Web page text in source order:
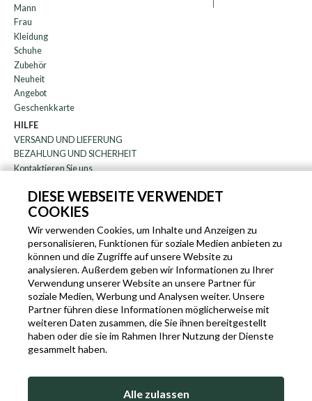
DIESE WEBSEITE VERWENDET
COOKIES
Wir verwenden Cookies, um Inhalte und Anzeigen zu
personalisieren, Funktionen für soziale Medien anbieten zu
können und die Zugriffe auf unsere Website zu
analysieren. Außerdem geben wir Informationen zu Ihrer
Verwendung unserer Website an unsere Partner für
soziale Medien, Werbung und Analysen weiter. Unsere
Partner führen diese Informationen möglicherweise mit
weiteren Daten zusammen, die Sie ihnen bereitgestellt
haben oder die sie im Rahmen Ihrer Nutzung der Dienste
gesammelt haben.
Alle zulassen
Mann
Frau
Kleidung
Schuhe
Zubehör
Neuheit
Angebot
Geschenkkarte
HILFE
VERSAND UND LIEFERUNG
BEZAHLUNG UND SICHERHEIT
Kontaktieren Sie uns
DAS UNTERNEHMEN
Rundschreiben
über uns
Blog
Partnerprogramm
EN IT FR DE